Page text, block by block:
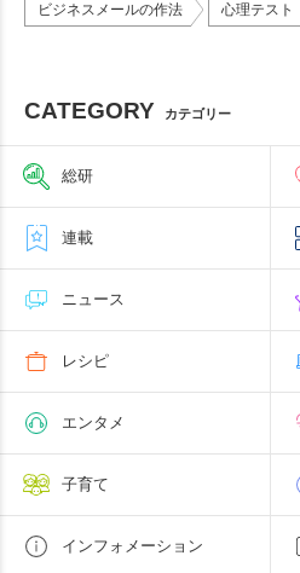
ビジネスメールの作法 心理テスト
CATEGORY カテゴリー
総研
連載
ニュース
レシピ
エンタメ
子育て
インフォメーション